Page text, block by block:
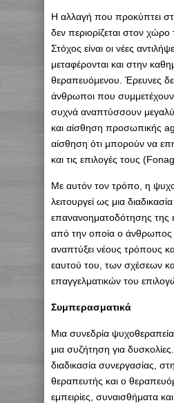
Η αλλαγή που προκύπτει
δεν περιορίζεται στον χώρο
Στόχος είναι οι νέες
μεταφέρονται και στην
θεραπευόμενου. Έρευνες
άνθρωποι που
συχνά αναπτύσσουν
και αίσθηση προσωπικής
αίσθηση ότι μπορούν να
και τις επιλογές τους
Με αυτόν τον τρόπο, η
λειτουργεί ως μια
επανανοηματοδότησης της
από την οποία ο άνθρωπος
αναπτύξει νέους τρόπους
εαυτού του, των σχέσεων
επαγγελματικών του
Συμπερασματικά
Μια συνεδρία
μια συζήτηση για
διαδικασία συνεργασίας,
θεραπευτής και ο
εμπειρίες, συναισθήματα